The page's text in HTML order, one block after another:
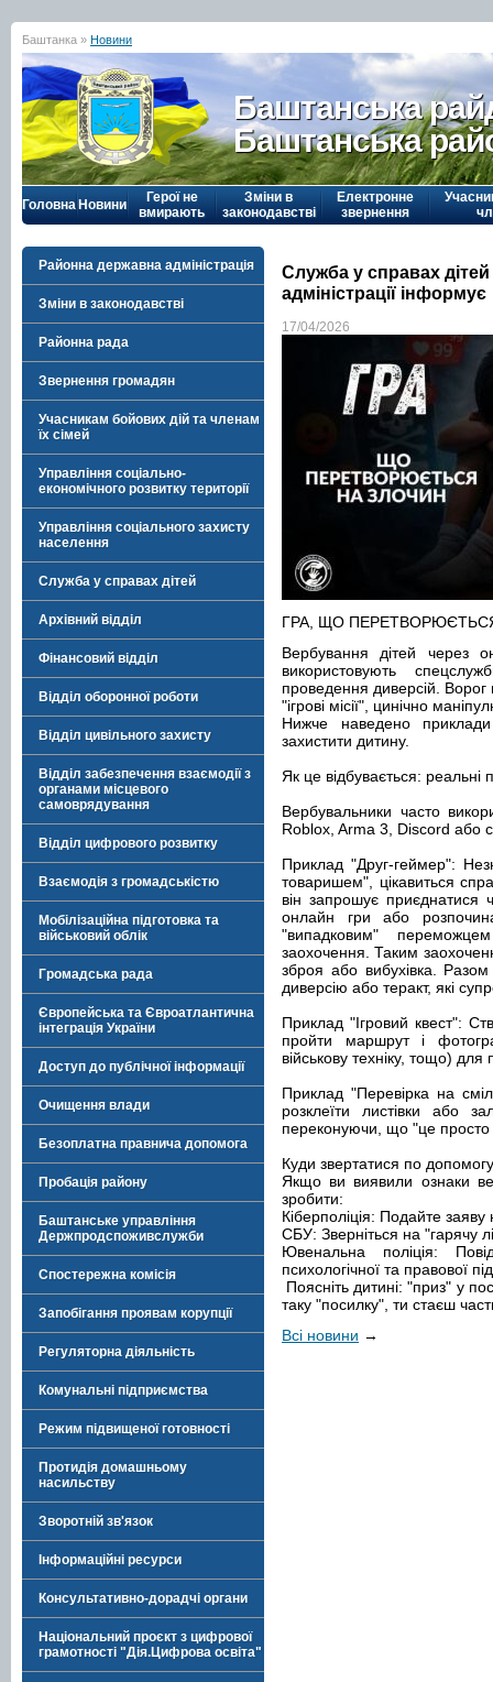
Баштанка » Новини
Баштанська
Баштанська
Головна Новини
Герої не
вмирають
Зміни в
законодавстві
Електронне
звернення
Районна державна адміністрація
Зміни в законодавстві
Районна рада
Звернення громадян
Учасникам бойових дій та членам
їх сімей
Управління соціально-
економічного розвитку території
Управління соціального захисту
населення
Служба у справах дітей
Архівний відділ
Фінансовий відділ
Відділ оборонної роботи
Відділ цивільного захисту
Відділ забезпечення взаємодії з
органами місцевого
самоврядування
Відділ цифрового розвитку
Взаємодія з громадськістю
Мобілізаційна підготовка та
військовий облік
Громадська рада
Європейська та Євроатлантична
інтеграція України
Доступ до публічної інформації
Очищення влади
Безоплатна правнича допомога
Пробація району
Баштанське управління
Держпродспоживслужби
Спостережна комісія
Запобігання проявам корупції
Регуляторна діяльність
Комунальні підприємства
Режим підвищеної готовності
Протидія домашньому
насильству
Зворотній зв'язок
Інформаційні ресурси
Консультативно-дорадчі органи
Національний проєкт з цифрової
грамотності "Дія.Цифрова освіта"
Служба у справах
адміністрації інформує
17/04/2026
ГРА, ЩО
Вербування дітей через
використовують
проведення диверсій. Ворог
"ігрові місії", цинічно
Нижче наведено
захистити дитину.
Як це відбувається: реальні
Вербувальники часто
Roblox, Arma 3, Discord або
Приклад "Друг-геймер":
товаришем", цікавиться
він запрошує приєднатися
онлайн гри або
"випадковим"
заохочення. Таким
зброя або вибухівка. Разом
диверсію або теракт, які
Приклад "Ігровий квест":
пройти маршрут і
військову техніку, тощо)
Приклад "Перевірка на
розклеїти листівки або
переконуючи, що "це просто
Куди звертатися по
Якщо ви виявили ознаки
зробити:
Кіберполіція: Подайте заяву
СБУ: Зверніться на "гарячу
Ювенальна поліція:
психологічної та правової
Поясніть дитині: "приз" у
таку "посилку", ти стаєш
Всі новини →